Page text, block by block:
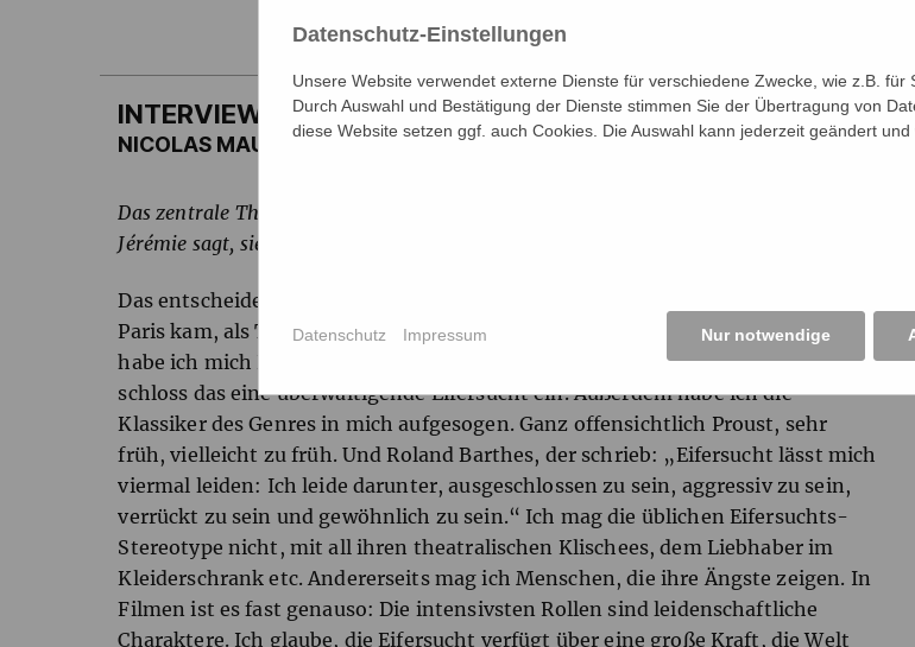
INTERVIEW
NICOLAS MAURY IM GESPRÄCH
Das zentrale Thema von „Die Rolle meines Lebens“ ist die Eifersucht. Die Hauptfigur
Jérémie sagt, sie verbrenne sein Herz. Wie hast Du das Thema recherchiert?
Das entscheidende Rechercheinstrument war mein eigenes Leben. Als ich nach
Paris kam, als Teenager, der auf dem Land aufgewachsen war, im Limousin,
habe ich mich Hals über Kopf verliebt, und wie jede umfassende Leidenschaft
schloss das eine überwältigende Eifersucht ein. Außerdem habe ich die
Klassiker des Genres in mich aufgesogen. Ganz offensichtlich Proust, sehr
früh, vielleicht zu früh. Und Roland Barthes, der schrieb: „Eifersucht lässt mich
viermal leiden: Ich leide darunter, ausgeschlossen zu sein, aggressiv zu sein,
verrückt zu sein und gewöhnlich zu sein.“ Ich mag die üblichen Eifersuchts-
Stereotype nicht, mit all ihren theatralischen Klischees, dem Liebhaber im
Kleiderschrank etc. Andererseits mag ich Menschen, die ihre Ängste zeigen. In
Filmen ist es fast genauso: Die intensivsten Rollen sind leidenschaftliche
Charaktere. Ich glaube, die Eifersucht verfügt über eine große Kraft, die Welt
Datenschutz-Einstellungen
Unsere Website verwendet externe Dienste für verschiedene Zwecke, wie z.B. für
Durch Auswahl und Bestätigung der Dienste stimmen Sie der Übertragung von
diese Website setzen ggf. auch Cookies. Die Auswahl kann jederzeit geändert und
Nur notwendige
Datenschutz Impressum